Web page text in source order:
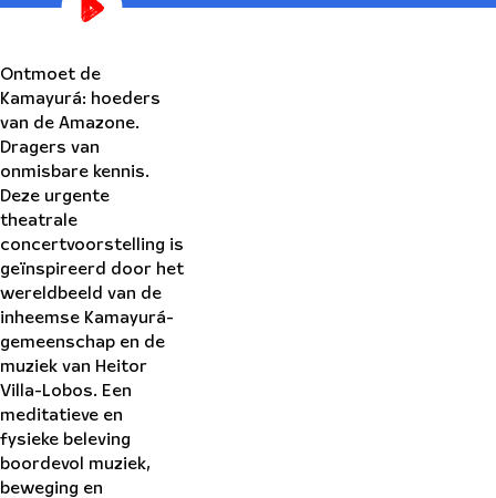
Ontmoet de
Kamayurá: hoeders
van de Amazone.
Dragers van
onmisbare kennis.
Deze urgente
theatrale
concertvoorstelling is
geïnspireerd door het
wereldbeeld van de
inheemse Kamayurá-
gemeenschap en de
muziek van Heitor
Villa-Lobos. Een
meditatieve en
fysieke beleving
boordevol muziek,
beweging en